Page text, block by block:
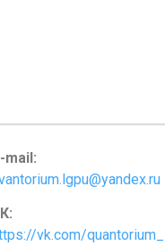
mail:
vk.com/